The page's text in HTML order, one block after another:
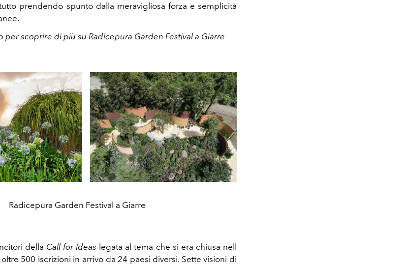
prendendo spunto dalla meravigliosa forza e semplicità
per scoprire di più su Radicepura Garden Festival a Giarre
Radicepura Garden Festival a Giarre
della Call for Ideas legata al tema che si era chiusa nell
500 iscrizioni in arrivo da 24 paesi diversi. Sette visioni di